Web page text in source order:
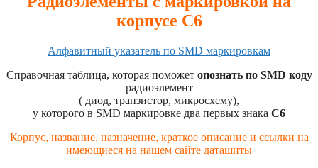
корпусе С6
Алфавитный указатель по SMD маркировкам
Справочная таблица, которая поможет опознать по SMD коду
радиоэлемент
( диод, транзистор, микросхему),
у которого в SMD маркировке два первых знака C6
Корпус, название, назначение, краткое описание и ссылки на
имеющиеся на нашем сайте даташиты